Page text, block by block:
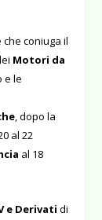
coniuga il
Motori da
e le
, dopo la
al 22
al 18
e Derivatidi